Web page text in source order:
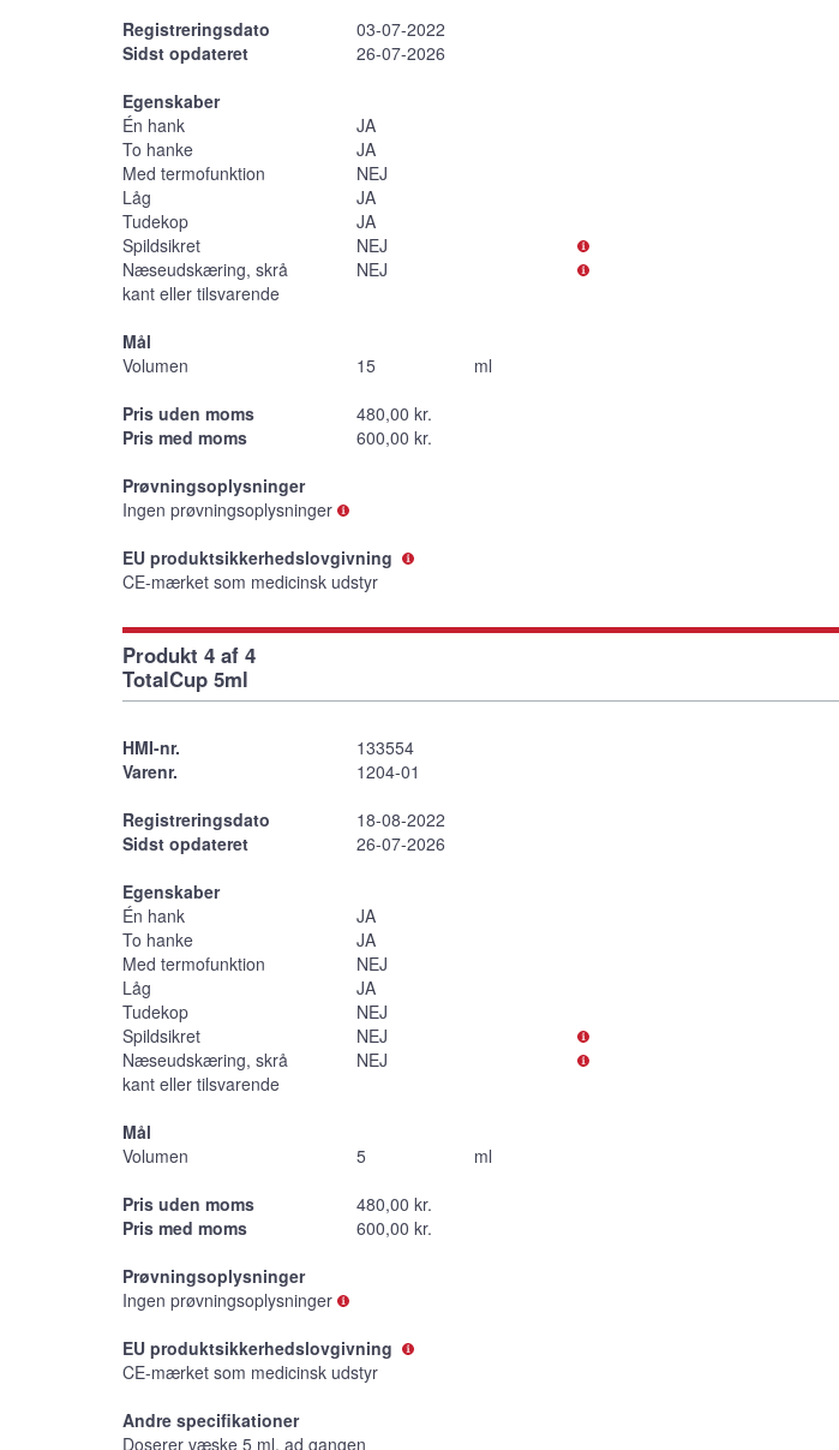
Registreringsdato
03-07-2022
Sidst opdateret
26-07-2026
Egenskaber
Én hank
JA
To hanke
JA
Med termofunktion
NEJ
Låg
JA
Tudekop
JA
Spildsikret
NEJ
Næseudskæring, skrå
kant eller tilsvarende
NEJ
Mål
Volumen
15
ml
Pris uden moms
480,00 kr.
Pris med moms
600,00 kr.
Prøvningsoplysninger
Ingen prøvningsoplysninger
EU produktsikkerhedslovgivning
CE-mærket som medicinsk udstyr
Produkt 4 af 4
TotalCup 5ml
HMI-nr.
133554
Varenr.
1204-01
Registreringsdato
18-08-2022
Sidst opdateret
26-07-2026
Egenskaber
Én hank
JA
To hanke
JA
Med termofunktion
NEJ
Låg
JA
Tudekop
NEJ
Spildsikret
NEJ
Næseudskæring, skrå
kant eller tilsvarende
NEJ
Mål
Volumen
5
ml
Pris uden moms
480,00 kr.
Pris med moms
600,00 kr.
Prøvningsoplysninger
Ingen prøvningsoplysninger
EU produktsikkerhedslovgivning
CE-mærket som medicinsk udstyr
Andre specifikationer
Doserer væske 5 ml. ad gangen